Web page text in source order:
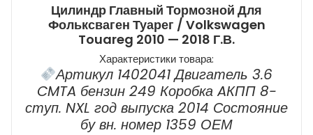
Цилиндр Главный Тормозной Для
Фольксваген Туарег / Volkswagen
Touareg 2010 — 2018 Г.в.
Характеристики товара:
Артикул 1402041 Двигатель 3.6
CMTA бензин 249 Коробка AКПП 8-
ступ. NXL год выпуска 2014 Состояние
бу вн. номер 1359 ОЕМ